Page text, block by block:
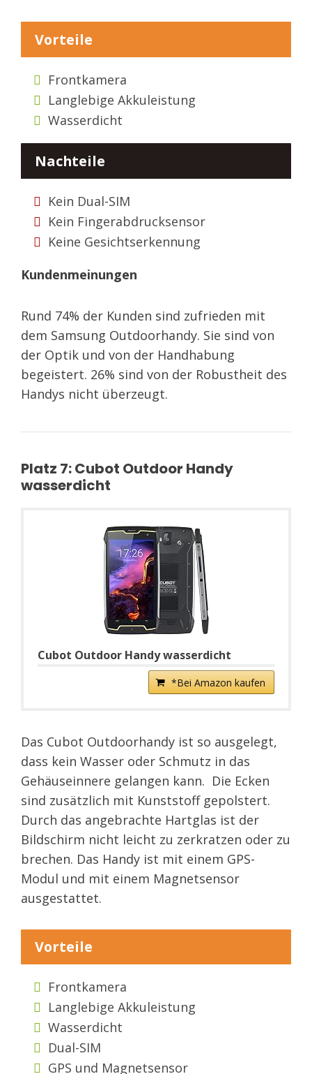
Vorteile
Frontkamera
Langlebige Akkuleistung
Wasserdicht
Nachteile
Kein Dual-SIM
Kein Fingerabdrucksensor
Keine Gesichtserkennung
Kundenmeinungen
Rund 74% der Kunden sind zufrieden mit
dem Samsung Outdoorhandy. Sie sind von
der Optik und von der Handhabung
begeistert. 26% sind von der Robustheit des
Handys nicht überzeugt.
Platz 7: Cubot Outdoor Handy
wasserdicht
Cubot Outdoor Handy wasserdicht
*Bei Amazon kaufen
Das Cubot Outdoorhandy ist so ausgelegt,
dass kein Wasser oder Schmutz in das
Gehäuseinnere gelangen kann. Die Ecken
sind zusätzlich mit Kunststoff gepolstert.
Durch das angebrachte Hartglas ist der
Bildschirm nicht leicht zu zerkratzen oder zu
brechen. Das Handy ist mit einem GPS-
Modul und mit einem Magnetsensor
ausgestattet.
Vorteile
Frontkamera
Langlebige Akkuleistung
Wasserdicht
Dual-SIM
GPS und Magnetsensor